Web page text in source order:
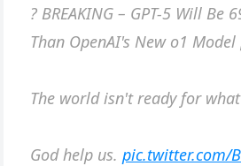
? BREAKING – GPT-5 Will Be
Than OpenAI's New o1 Model
The world isn't ready for
God help us.pic.twitter.com/